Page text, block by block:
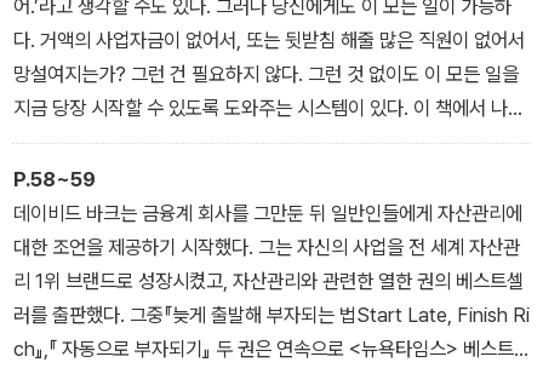
다.
어.’라고 생각할 수도 있다. 그러나 당신에게도 이 모든 일이 가능하
다. 거액의 사업자금이 없어서, 또는 뒷받침 해줄 많은 직원이 없어서
망설여지는가? 그런 건 필요하지 않다. 그런 것 없이도 이 모든 일을
지금 당장 시작할 수 있도록 도와주는 시스템이 있다. 이 책에서 나는
다른 사람들을 돕는 일을 하면서 그 일에서 뛰어난 성과를 거둔 사람
들의 성공담 을 소개할 것이다. 그리고 어떻게 이 모든 일을 통해 수백
만 달러를 벌 수 있는지를 보여줄 것이다.
P.58~59
데이비드 바크는 금융계 회사를 그만둔 뒤 일반인들에게 자산관리에
대한 조언을 제공하기 시작했다. 그는 자신의 사업을 전 세계 자산관
리 1위 브랜드로 성장시켰고, 자산관리와 관련한 열한 권의 베스트셀
러를 출판했다. 그중『늦게 출발해 부자되는 법Start Late, Finish Ri
ch』,『 자동으로 부자되기』 두 권은 연속으로 <뉴욕타임스> 베스트